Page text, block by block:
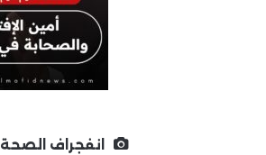
انفجراف الصحة